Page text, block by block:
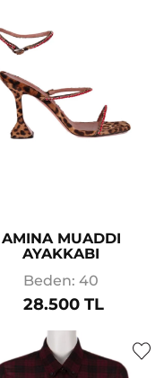
AMINA MUADDI
AYAKKABI
Beden: 40
28.500 TL